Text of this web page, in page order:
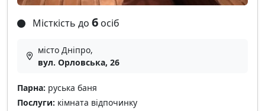
Місткість до 6 осіб
місто Дніпро,
вул. Орловська, 26
Парна: руська баня
Послуги: кімната відпочинку